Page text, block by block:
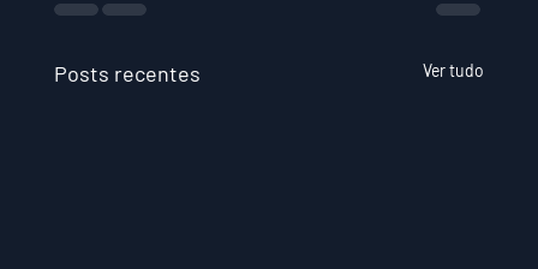
Posts recentes Ver tudo